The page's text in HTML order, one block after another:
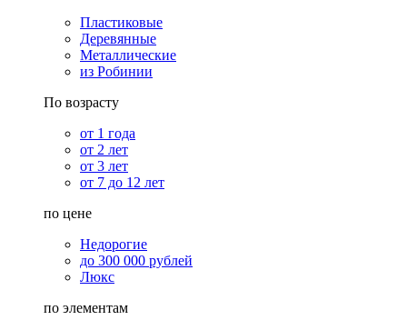
Пластиковые
Деревянные
Металлические
из Робинии
По возрасту
от 1 года
от 2 лет
от 3 лет
от 7 до 12 лет
по цене
Недорогие
до 300 000 рублей
Люкс
по элементам